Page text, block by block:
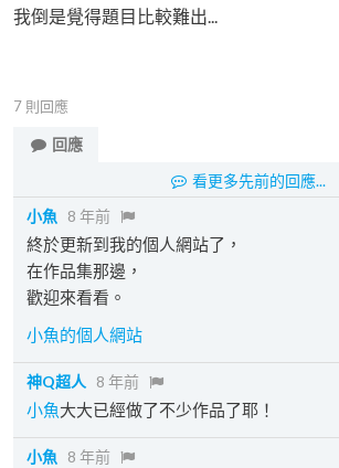
我倒是覺得題目比較難出...
7 則回應
回應
看更多先前的回應...
小魚
8 年前
終於更新到我的個人網站了，
在作品集那邊，
歡迎來看看。
小魚的個人網站
神Q超人 8 年前
小魚大大已經做了不少作品了耶！
小魚 8 年前